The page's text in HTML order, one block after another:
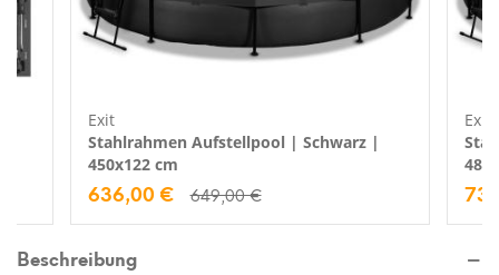
Exit
Stahlrahmen Aufstellpool | Schwarz |
450x122 cm
636,00 € 649,00 €
Exit
Beschreibung